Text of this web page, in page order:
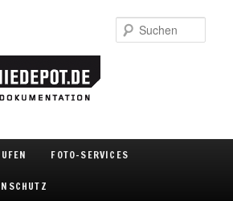
wechselnFOTO-SERVICES